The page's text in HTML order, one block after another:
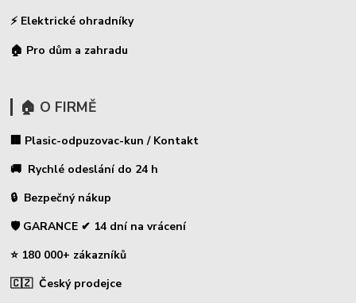
⚡ Elektrické ohradníky
🏠 Pro dům a zahradu
🏠 O FIRMĚ
🏢 Plasic-odpuzovac-kun / Kontakt
🚚 Rychlé odeslání do 24 h
🔒 Bezpečný nákup
🛡️ GARANCE ✔ 14 dní na vrácení
⭐ 180 000+ zákazníků
🇨🇿 Český prodejce